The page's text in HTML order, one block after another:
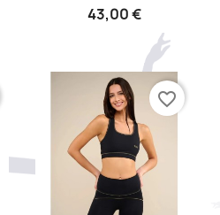
43,00 €
favorite_border